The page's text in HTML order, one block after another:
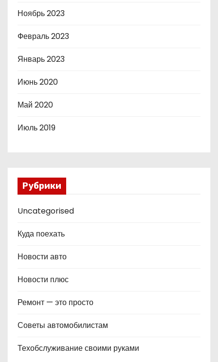
Ноябрь 2023
Февраль 2023
Январь 2023
Июнь 2020
Май 2020
Июль 2019
Рубрики
Uncategorised
Куда поехать
Новости авто
Новости плюс
Ремонт — это просто
Советы автомобилистам
Техобслуживание своими руками